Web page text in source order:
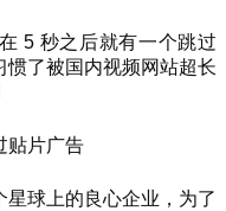
5 秒之后就有一个跳过
惯了被国内视频网站超长
贴片广告
球上的良心企业，为了